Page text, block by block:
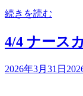
続きを読む
4/4 ナース
2026年3月31日